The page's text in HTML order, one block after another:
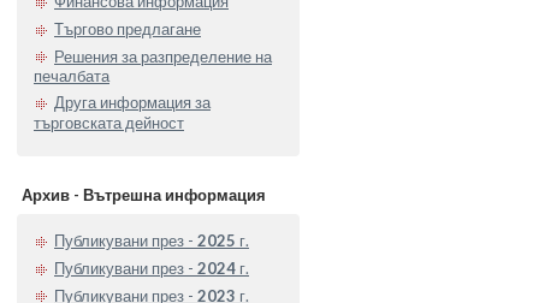
Търгово предлагане
Решения за разпределение на
печалбата
Друга информация за
търговската дейност
Архив - Вътрешна информация
Публикувани през - 2025 г.
Публикувани през - 2024 г.
Публикувани през - 2023 г.